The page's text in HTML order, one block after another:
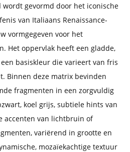
gevormd door het iconische
van Italiaans Renaissance-
vormgegeven voor het
Het oppervlak heeft een gladde,
basiskleur die varieert van fris
Binnen deze matrix bevinden
fragmenten in een zorgvuldig
koel grijs, subtiele hints van
accenten van lichtbruin of
variërend in grootte en
mozaïekachtige textuur